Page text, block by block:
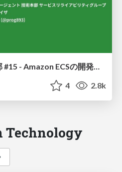
JAWS-UG コンテナ支部 #15 - Amazon ECSの開発環境を動的に管理するツールを作ってみました
4 2.8k
Technology